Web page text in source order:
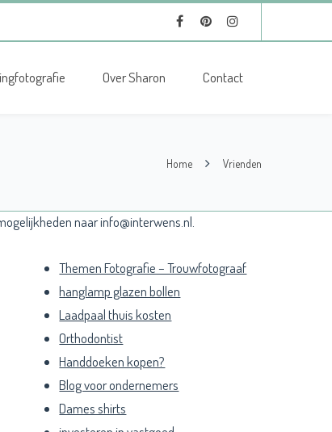
Over Sharon Contact
Home Vrienden
naar info@interwens.nl.
Themen Fotografie – Trouwfotograaf
hanglamp glazen bollen
Laadpaal thuis kosten
Orthodontist
Handdoeken kopen?
Blog voor ondernemers
Dames shirts